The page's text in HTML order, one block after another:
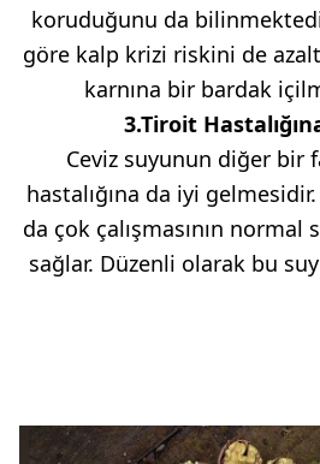
koruduğunu da
göre kalp krizi riskini de
karnına bir bardak
3.Tiroit
Ceviz suyunun diğer bir
hastalığına da iyi
da çok çalışmasının normal
sağlar. Düzenli olarak bu